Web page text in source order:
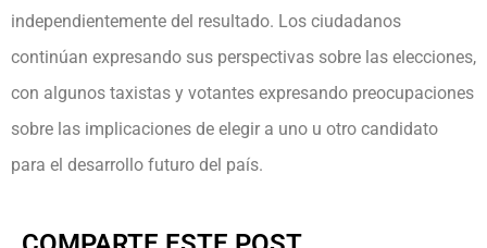
independientemente del resultado. Los ciudadanos
continúan expresando sus perspectivas sobre las elecciones,
con algunos taxistas y votantes expresando preocupaciones
sobre las implicaciones de elegir a uno u otro candidato
para el desarrollo futuro del país.